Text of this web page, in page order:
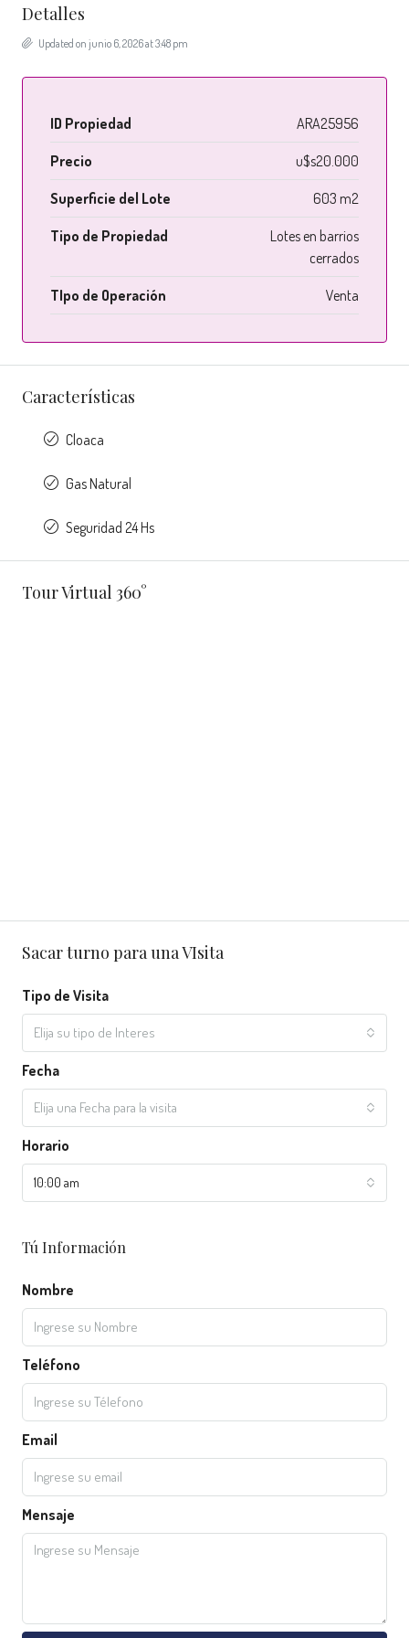
Detalles
Updated on junio 6, 2026 at 3:48 pm
ID Propiedad ARA25956
Precio u$s20.000
Superficie del Lote 603 m2
Tipo de Propiedad
Lotes en barrios
cerrados
TIpo de Operación Venta
Características
Cloaca
Gas Natural
Seguridad 24 Hs
Tour Virtual 360°
Sacar turno para una VIsita
Tipo de Visita
Elija su tipo de Interes
Fecha
Elija una Fecha para la visita
Horario
10:00 am
Tú Información
Nombre
Teléfono
Email
Mensaje